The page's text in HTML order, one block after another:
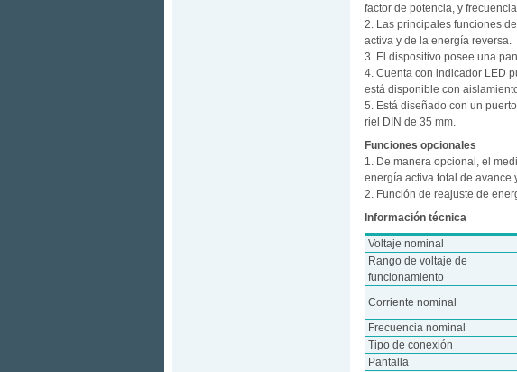
factor de potencia, y
2. Las principales funciones
activa y de la energía reversa.
3. El dispositivo posee una
4. Cuenta con indicador LED
está disponible con
5. Está diseñado con un
riel DIN de 35 mm.
Funciones opcionales
1. De manera opcional, el
energía activa total de avance
2. Función de reajuste de
Información técnica
Voltaje nominal
Rango de voltaje de
funcionamiento
Corriente nominal
Frecuencia nominal
Tipo de conexión
Pantalla